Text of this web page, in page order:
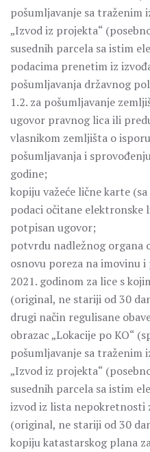
pošumljavanje sa traženim
„Izvod iz projekta“
susednih parcela sa istim
podacima prenetim iz
pošumljavanja državnog
1.2. za pošumljavanje
ugovor pravnog lica ili
vlasnikom zemljišta o
pošumljavanja i
godine;
kopiju važeće lične karte
podaci očitane elektronske
potpisan ugovor;
potvrdu nadležnog organa
osnovu poreza na imovinu
2021. godinom za lice s
(original, ne stariji od 30
drugi način regulisane
obrazac „Lokacije po KO“
pošumljavanje sa traženim
„Izvod iz projekta“
susednih parcela sa istim
izvod iz lista nepokretnosti
(original, ne stariji od 30
kopiju katastarskog plana